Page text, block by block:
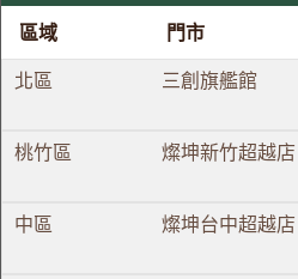
區域 門市
北區
三創旗艦館
桃竹區
燦坤新竹超越店
中區
燦坤台中超越店